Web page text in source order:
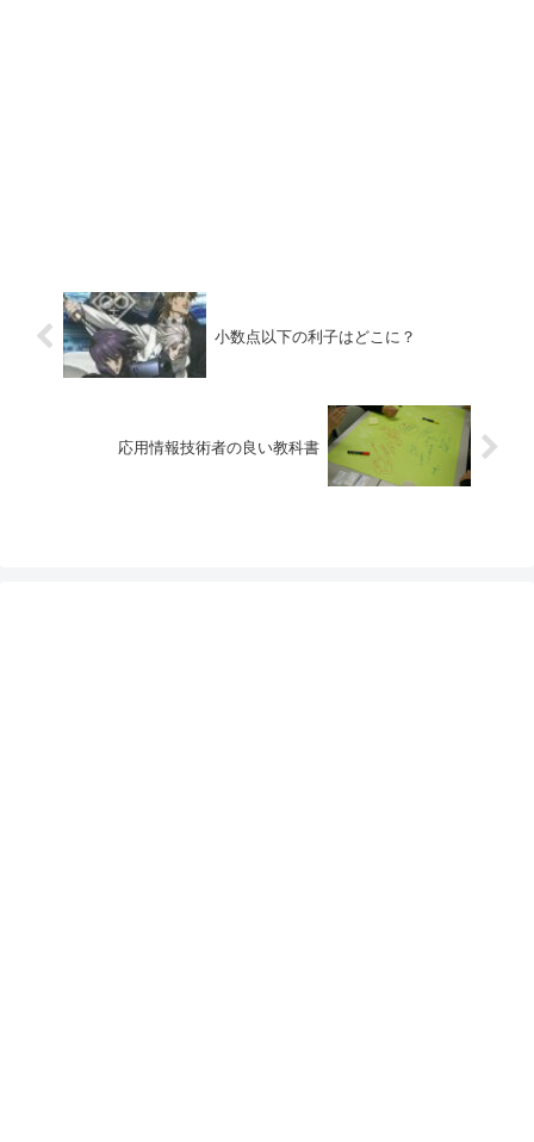
小数点以下の利子はどこに？
応用情報技術者の良い教科書